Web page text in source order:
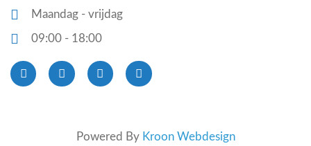
Maandag - vrijdag
09:00 - 18:00
Powered By Kroon Webdesign